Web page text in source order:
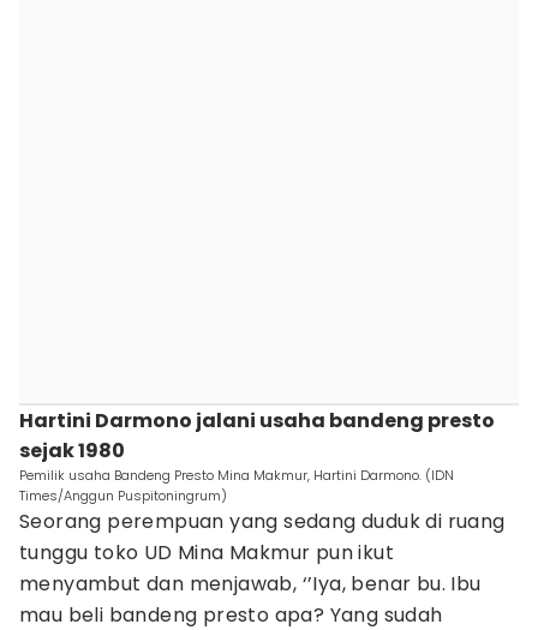
Hartini Darmono jalani usaha bandeng presto
sejak 1980
Pemilik usaha Bandeng Presto Mina Makmur, Hartini Darmono. (IDN
Times/Anggun Puspitoningrum)
Seorang perempuan yang sedang duduk di ruang
tunggu toko UD Mina Makmur pun ikut
menyambut dan menjawab, ‘’Iya, benar bu. Ibu
mau beli bandeng presto apa? Yang sudah